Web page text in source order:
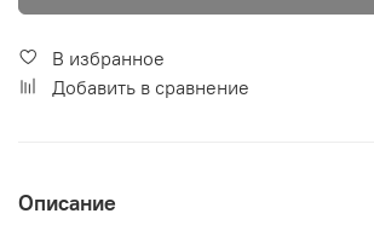
В избранное
Добавить в сравнение
Описание